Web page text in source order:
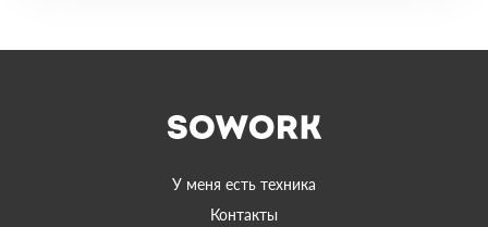
У меня есть техника
Контакты